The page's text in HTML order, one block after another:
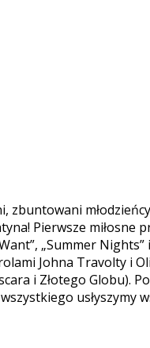
zbuntowani
Pierwsze miłosne
„Summer
Johna Travolty i
i Złotego Globu).
usłyszymy